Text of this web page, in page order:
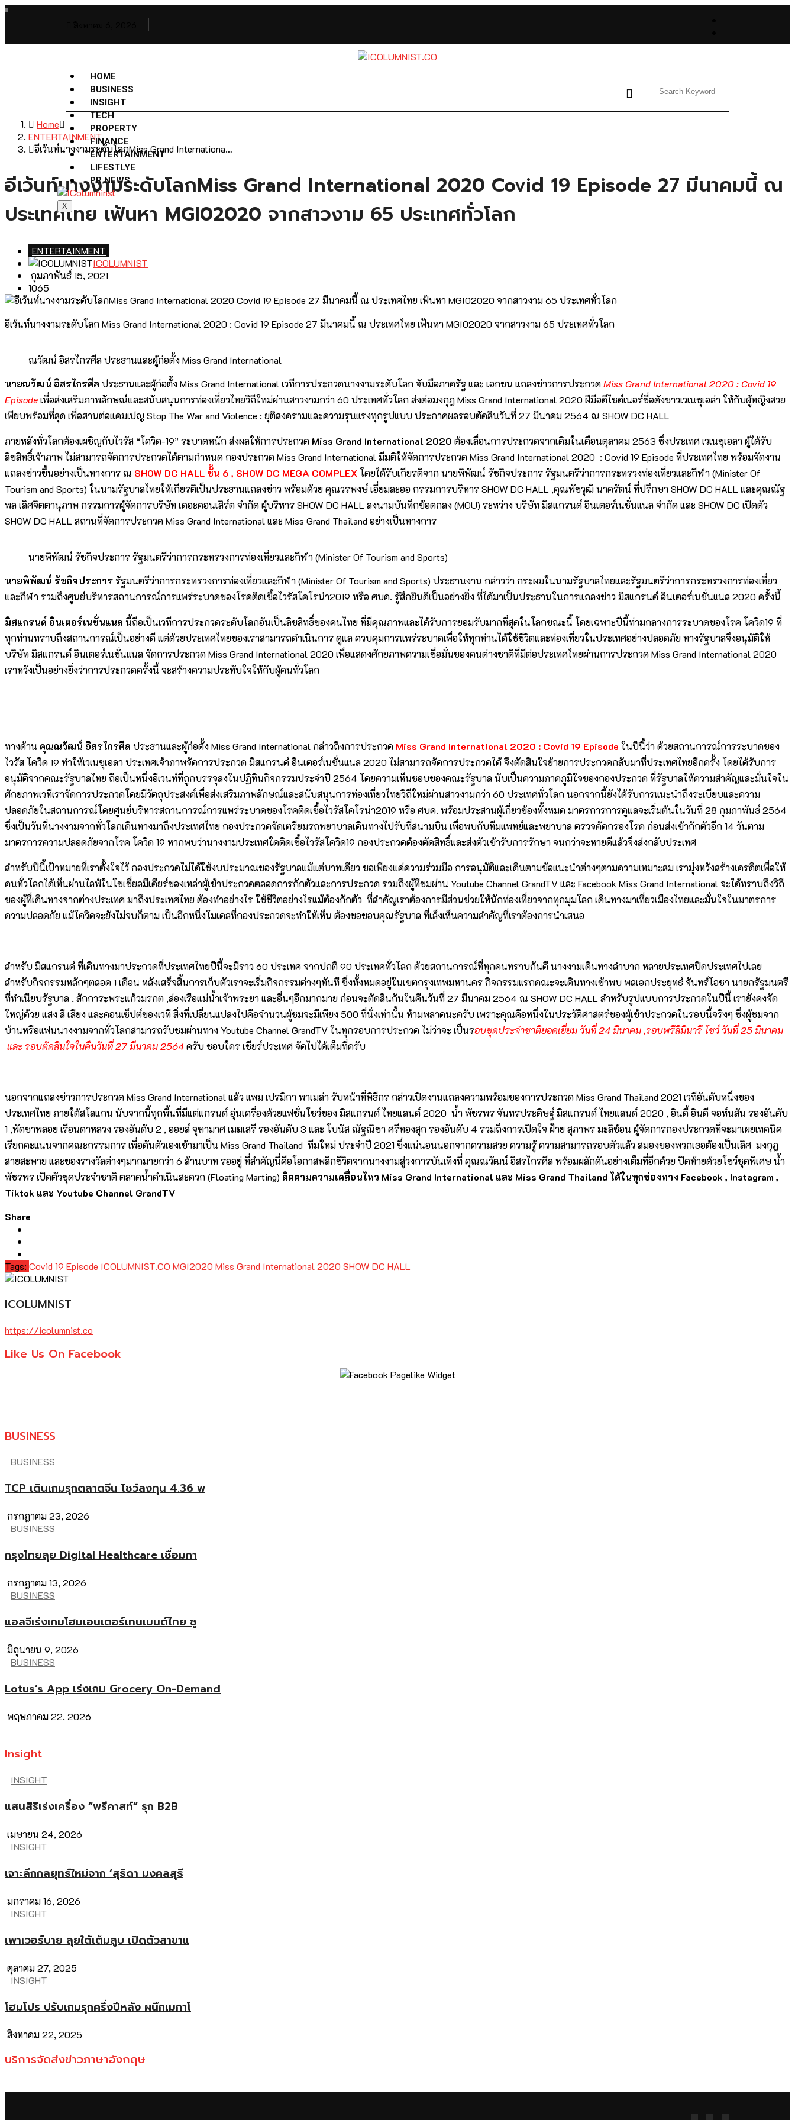
HOME
BUSINESS
INSIGHT
TECH
PROPERTY
FINANCE
ENTERTAINMENT
LIFESTLYE
PR NEWS
X
Home
ENTERTAINMENT
อีเว้นท์นางงามระดับโลกMiss Grand Internationa…
อีเว้นท์นางงามระดับโลกMiss Grand International 2020 Covid 19 Episode 27 มีนาคมนี้ ณ
ประเทศไทย เฟ้นหา MGI02020 จากสาวงาม 65 ประเทศทั่วโลก
ENTERTAINMENT
ICOLUMNIST
กุมภาพันธ์ 15, 2021
1065
อีเว้นท์นางงามระดับโลก Miss Grand International 2020 : Covid 19 Episode 27 มีนาคมนี้ ณ ประเทศไทย เฟ้นหา MGI02020 จากสาวงาม 65 ประเทศทั่วโลก
ณวัฒน์ อิสรไกรศีล ประธานและผู้ก่อตั้ง Miss Grand International
นายณวัฒน์ อิสรไกรศีล ประธานและผู้ก่อตั้ง Miss Grand International เวทีการประกวดนางงามระดับโลก จับมือภาครัฐ และ เอกชน แถลงข่าวการประกวดMiss Grand International 2020 : Covid 19
Episodeเพื่อส่งเสริมภาพลักษณ์และสนับสนุนการท่องเที่ยวไทยวิถีใหม่ผ่านสาวงามกว่า 60 ประเทศทั่วโลก ส่งต่อมงกุฎ Miss Grand International 2020 ฝีมือดีไซด์เนอร์ชื่อดังชาวเวเนซุเอล่า ให้กับผู้หญิงสวย
เพียบพร้อมที่สุด เพื่อสานต่อแคมเปญ Stop The War and Violence : ยุติสงครามและความรุนแรงทุกรูปแบบ ประกาศผลรอบตัดสินวันที่ 27 มีนาคม 2564 ณ SHOW DC HALL
ภายหลังทั่วโลกต้องเผชิญกับไวรัส “โควิด-19” ระบาดหนัก ส่งผลให้การประกวด Miss Grand International 2020 ต้องเลื่อนการประกวดจากเดิมในเดือนตุลาคม 2563 ซึ่งประเทศ เวเนซุเอลา ผู้ได้รับ
ลิขสิทธิ์เจ้าภาพ ไม่สามารถจัดการประกวดได้ตามกำหนด กองประกวด Miss Grand International มีมติให้จัดการประกวด Miss Grand International 2020 : Covid 19 Episode ที่ประเทศไทย พร้อมจัดงาน
แถลงข่าวขึ้นอย่างเป็นทางการ ณ SHOW DC HALL ชั้น 6 , SHOW DC MEGA COMPLEXโดยได้รับเกียรติจาก นายพิพัฒน์ รัชกิจประการ รัฐมนตรีว่าการกระทรวงท่องเที่ยวและกีฬา (Minister Of
Tourism and Sports) ในนามรัฐบาลไทยให้เกียรติเป็นประธานแถลงข่าว พร้อมด้วย คุณวรพงษ์ เอี่ยมละออ กรรมการบริหาร SHOW DC HALL ,คุณพัชวุฒิ นาครัตน์ ที่ปรึกษา SHOW DC HALL และคุณณัฐ
พล เลิศจิตตานุภาพ กรรมการผู้จัดการบริษัท เดอะคอนเสิร์ต จำกัด ผู้บริหาร SHOW DC HALL ลงนามบันทึกข้อตกลง (MOU) ระหว่าง บริษัท มิสแกรนด์ อินเตอร์เนชั่นแนล จำกัด และ SHOW DC เปิดตัว
SHOW DC HALL สถานที่จัดการประกวด Miss Grand International และ Miss Grand Thailand อย่างเป็นทางการ
นายพิพัฒน์ รัชกิจประการ รัฐมนตรีว่าการกระทรวงการท่องเที่ยวและกีฬา (Minister Of Tourism and Sports)
นายพิพัฒน์ รัชกิจประการรัฐมนตรีว่าการกระทรวงการท่องเที่ยวและกีฬา (Minister Of Tourism and Sports) ประธานงาน กล่าวว่า กระผมในนามรัฐบาลไทยและรัฐมนตรีว่าการกระทรวงการท่องเที่ยว
และกีฬา รวมถึงศูนย์บริหารสถานการณ์การแพร่ระบาดของโรคติดเชื้อไวรัสโคโรน่า2019 หรือ ศบค. รู้สึกยินดีเป็นอย่างยิ่ง ที่ได้มาเป็นประธานในการแถลงข่าว มิสแกรนด์ อินเตอร์เนชั่นแนล 2020 ครั้งนี้
มิสแกรนด์ อินเตอร์เนชั่นแนล นี้ถือเป็นเวทีการประกวดระดับโลกอันเป็นลิขสิทธิ์ของคนไทย ที่มีคุณภาพและได้รับการยอมรับมากที่สุดในโลกขณะนี้ โดยเฉพาะปีนี้ท่ามกลางการระบาดของโรค โควิด19 ที่
ทุกท่านทราบถึงสถานการณ์เป็นอย่างดี แต่ด้วยประเทศไทยของเราสามารถดำเนินการ ดูแล ควบคุมการแพร่ระบาดเพื่อให้ทุกท่านได้ใช้ชีวิตและท่องเที่ยวในประเทศอย่างปลอดภัย ทางรัฐบาลจึงอนุมัติให้
บริษัท มิสแกรนด์ อินเตอร์เนชั่นแนล จัดการประกวด Miss Grand International 2020 เพื่อแสดงศักยภาพความเชื่อมั่นของคนต่างชาติที่มีต่อประเทศไทยผ่านการประกวด Miss Grand International 2020
เราหวังเป็นอย่างยิ่งว่าการประกวดครั้งนี้ จะสร้างความประทับใจให้กับผู้คนทั่วโลก
ทางด้าน คุณณวัฒน์ อิสรไกรศีล ประธานและผู้ก่อตั้ง Miss Grand International กล่าวถึงการประกวด Miss Grand International 2020 : Covid 19 Episode ในปีนี้ว่า ด้วยสถานการณ์การระบาดของ
ไวรัส โควิด 19 ทำให้เวเนซุเอลา ประเทศเจ้าภาพจัดการประกวด มิสแกรนด์ อินเตอร์เนชั่นแนล 2020 ไม่สามารถจัดการประกวดได้ จึงตัดสินใจย้ายการประกวดกลับมาที่ประเทศไทยอีกครั้ง โดยได้รับการ
อนุมัติจากคณะรัฐบาลไทย ถือเป็นหนึ่งอีเวนท์ที่ถูกบรรจุลงในปฏิทินกิจกรรมประจำปี 2564 โดยความเห็นชอบของคณะรัฐบาล นับเป็นความภาคภูมิใจของกองประกวด ที่รัฐบาลให้ความสำคัญและมั่นใจใน
ศักยภาพเวทีเราจัดการประกวดโดยมีวัตถุประสงค์เพื่อส่งเสริมภาพลักษณ์และสนับสนุนการท่องเที่ยวไทยวิถีใหม่ผ่านสาวงามกว่า 60 ประเทศทั่วโลก นอกจากนี้ยังได้รับการแนะนำถึงระเบียบและความ
ปลอดภัยในสถานการณ์โดยศูนย์บริหารสถานการณ์การแพร่ระบาดของโรคติดเชื้อไวรัสโคโรน่า2019 หรือ ศบค. พร้อมประสานผู้เกี่ยวข้องทั้งหมด มาตรการการดูแลจะเริ่มต้นในวันที่ 28 กุมภาพันธ์ 2564
ซึ่งเป็นวันที่นางงามจากทั่วโลกเดินทางมาถึงประเทศไทย กองประกวดจัดเตรียมรถพยาบาลเดินทางไปรับที่สนามบิน เพื่อพบกับทีมแพทย์และพยาบาล ตรวจคัดกรองโรค ก่อนส่งเข้ากักตัวอีก 14 วันตาม
มาตรการความปลอดภัยจากโรค โควิด 19 หากพบว่านางงามประเทศใดติดเชื้อไวรัสโควิด19 กองประกวดต้องตัดสิทธิ์และส่งตัวเข้ารับการรักษา จนกว่าจะหายดีแล้วจึงส่งกลับประเทศ
สำหรับปีนี้เป้าหมายที่เราตั้งใจไว้ กองประกวดไม่ได้ใช้งบประมาณของรัฐบาลแม้แต่บาทเดียว ขอเพียงแค่ความร่วมมือ การอนุมัติและเดินตามข้อแนะนำต่างๆตามความเหมาะสม เรามุ่งหวังสร้างเครดิตเพื่อให้
คนทั่วโลกได้เห็นผ่านไลฟ์ในโซเชี่ยลมีเดียร์ของเหล่าผู้เข้าประกวดตลอดการกักตัวและการประกวด รวมถึงผู้ทีชมผ่าน Youtube Channel GrandTV และ Facebook Miss Grand International จะได้ทราบถึงวิถี
ของผู้ที่เดินทางจากต่างประเทศ มาถึงประเทศไทย ต้องทำอย่างไร ใช้ชีวิตอย่างไรแม้ต้องกักตัว ที่สำคัญเราต้องการมีส่วนช่วยให้นักท่องเที่ยวจากทุกมุมโลก เดินทางมาเที่ยวเมืองไทยและมั่นใจในมาตรการ
ความปลอดภัย แม้โควิดจะยังไม่จบก็ตาม เป็นอีกหนึ่งโมเดลที่กองประกวดจะทำให้เห็น ต้องขอขอบคุณรัฐบาล ที่เล็งเห็นความสำคัญที่เราต้องการนำเสนอ
สำหรับ มิสแกรนด์ ที่เดินทางมาประกวดที่ประเทศไทยปีนี้จะมีราว 60 ประเทศ จากปกติ 90 ประเทศทั่วโลก ด้วยสถานการณ์ที่ทุกคนทราบกันดี นางงามเดินทางลำบาก หลายประเทศปิดประเทศไปเลย
สำหรับกิจกรรมหลักๆตลอด 1 เดือน หลังเสร็จสิ้นการเก็บตัวเราจะเริ่มกิจกรรมต่างๆทันที ซึ่งทั้งหมดอยู่ในเขตกรุงเทพมหานคร กิจกรรมแรกคณะจะเดินทางเข้าพบ พลเอกประยุทธ์ จันทร์โอชา นายกรัฐมนตรี
ที่ทำเนียบรัฐบาล , สักการะพระแก้วมรกต ,ล่องเรือแม่น้ำเจ้าพระยา และอื่นๆอีกมากมาย ก่อนจะตัดสินกันในคืนวันที่ 27 มีนาคม 2564 ณ SHOW DC HALL สำหรับรูปแบบการประกวดในปีนี้ เรายังคงจัด
ใหญ่ด้วย แสง สี เสียง และคอนเซ็ปต์ของเวที สิ่งที่เปลี่ยนแปลงไปคือจำนวนผู้ชมจะมีเพียง 500 ที่นั่งเท่านั้น ห้ามพลาดนะครับ เพราะคุณคือหนึ่งในประวัติศาสตร์ของผู้เข้าประกวดในรอบนี้จริงๆ ซึ่งผู้ชมจาก
บ้านหรือแฟนนางงามจากทั่วโลกสามารถรับชมผ่านทาง Youtube Channel GrandTV ในทุกรอบการประกวด ไม่ว่าจะ เป็นรอบชุดประจำชาติยอดเยี่ยม วันที่ 24 มีนาคม ,รอบพรีลิมินารี โชว์ วันที่ 25 มีนาคม
และ รอบตัดสินใจในคืนวันที่ 27 มีนาคม 2564ครับ ชอบใคร เชียร์ประเทศ จัดไปได้เต็มที่ครับ
นอกจากแถลงข่าวการประกวด Miss Grand International แล้ว แพม เปรมิกา พาเมล่า รับหน้าที่พิธีกร กล่าวเปิดงานแถลงความพร้อมของการประกวด Miss Grand Thailand 2021 เวทีอันดับหนึ่งของ
ประเทศไทย ภายใต้สโลแกน นับจากนี้ทุกพื้นที่มีแต่แกรนด์ อุ่นเครื่องด้วยแฟชั่นโชว์ของ มิสแกรนด์ ไทยแลนด์ 2020 น้ำ พัชรพร จันทรประดิษฐ์ มิสแกรนด์ ไทยแลนด์ 2020 , อินดี้ อินดี จอห์นสัน รองอันดับ
1 ,พัดชาพลอย เรือนดาหลวง รองอันดับ 2 , ออยล์ จุฑามาศ เมฆเสรี รองอันดับ 3 และ โบนัส ณัฐณิชา ศรีทองสุก รองอันดับ 4 รวมถึงการเปิดใจ ฝ้าย สุภาพร มะลิซ้อน ผู้จัดการกองประกวดที่จะมาเผยเทคนิค
เรียกคะแนนจากคณะกรรมการ เพื่อดันตัวเองเข้ามาเป็น Miss Grand Thailand ทีมใหม่ ประจำปี 2021 ซึ่งแน่นอนนอกจากความสวย ความรู้ ความสามารถรอบตัวแล้ว สมองของพวกเธอต้องเป็นเลิศ มงกุฎ
สายสะพาย และของรางวัลต่างๆมากมายกว่า 6 ล้านบาท รออยู่ ที่สำคัญนี่คือโอกาสพลิกชีวิตจากนางงามสู่วงการบันเทิงที่ คุณณวัฒน์ อิสรไกรศีล พร้อมผลักดันอย่างเต็มที่อีกด้วย ปิดท้ายด้วยโชว์ชุดพิเศษ น้ำ
พัชรพร เปิดตัวชุดประจำชาติ ตลาดน้ำดำเนินสะดวก (Floating Marting) ติดตามความเคลื่อนไหว Miss Grand International และ Miss Grand Thailand ได้ในทุกช่องทาง Facebook , Instagram ,
Tiktok และ Youtube Channel GrandTV
Share
Tags: Covid 19 Episode ICOLUMNIST.CO MGI2020 Miss Grand International 2020 SHOW DC HALL
ICOLUMNIST
https://icolumnist.co
Like Us On Facebook
BUSINESS
BUSINESS
TCP เดินเกมรุกตลาดจีน โชว์ลงทุน 4.36 พ
กรกฎาคม 23, 2026
BUSINESS
กรุงไทยลุย Digital Healthcare เชื่อมกา
กรกฎาคม 13, 2026
BUSINESS
แอลจีเร่งเกมโฮมเอนเตอร์เทนเมนต์ไทย ชู
มิถุนายน 9, 2026
BUSINESS
Lotus’s App เร่งเกม Grocery On-Demand
พฤษภาคม 22, 2026
Insight
INSIGHT
แสนสิริเร่งเครื่อง “พรีคาสท์” รุก B2B
เมษายน 24, 2026
INSIGHT
เจาะลึกกลยุทธ์ใหม่จาก ‘สุธิดา มงคลสุธี
มกราคม 16, 2026
INSIGHT
เพาเวอร์บาย ลุยใต้เต็มสูบ เปิดตัวสาขาแ
ตุลาคม 27, 2025
INSIGHT
โฮมโปร ปรับเกมรุกครึ่งปีหลัง ผนึกเมกาโ
สิงหาคม 22, 2025
บริการจัดส่งข่าวภาษาอังกฤษ